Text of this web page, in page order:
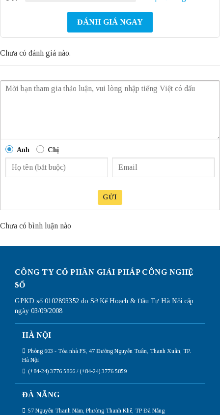
ĐÁNH GIÁ NGAY
Chưa có đánh giá nào.
Anh Chị
GỬI
Chưa có bình luận nào
CÔNG TY CỔ PHẦN GIẢI PHÁP CÔNG NGHỆ
SỐ
GPKD số 0102893352 do Sở Kế Hoạch & Đầu Tư Hà Nội cấp
ngày 03/09/2008
HÀ NỘI
Phòng 603 - Tòa nhà FS, 47 Đường Nguyễn Tuân, Thanh Xuân, TP.
Hà Nội
(+84-24) 3776 5866 / (+84-24) 3776 5859
ĐÀ NẴNG
57 Nguyễn Thanh Năm, Phường Thanh Khê, TP Đà Nẵng